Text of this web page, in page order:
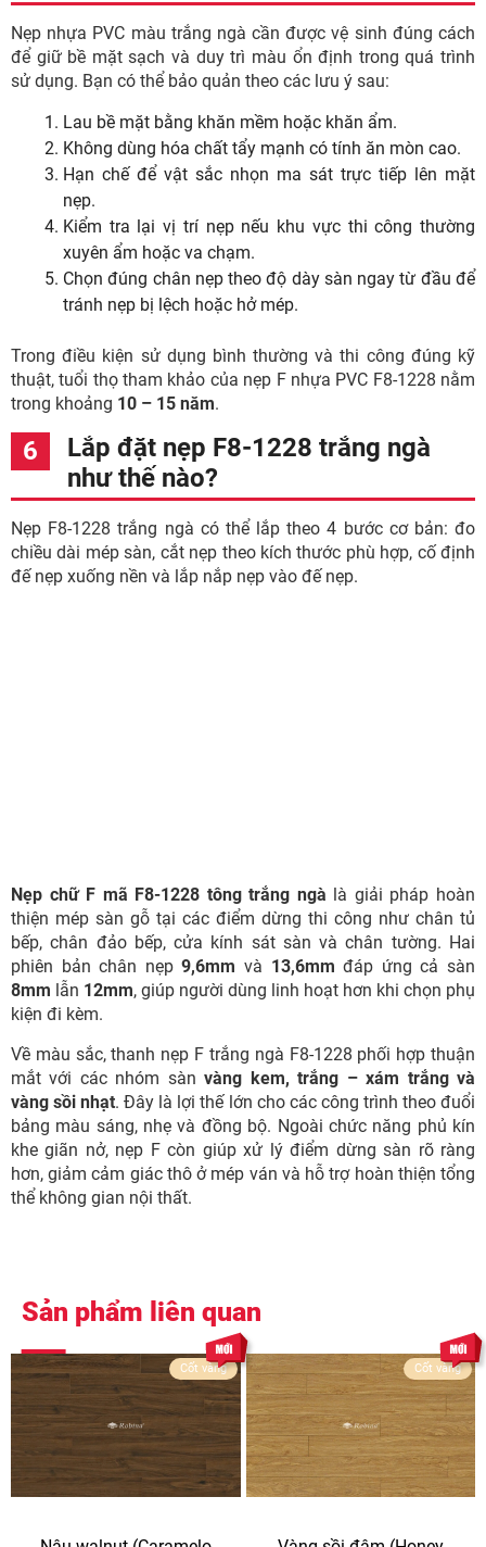
Nẹp nhựa PVC màu trắng ngà cần được vệ sinh đúng cách
để giữ bề mặt sạch và duy trì màu ổn định trong quá trình
sử dụng. Bạn có thể bảo quản theo các lưu ý sau:
Lau bề mặt bằng khăn mềm hoặc khăn ẩm.
Không dùng hóa chất tẩy mạnh có tính ăn mòn cao.
Hạn chế để vật sắc nhọn ma sát trực tiếp lên mặt
nẹp.
Kiểm tra lại vị trí nẹp nếu khu vực thi công thường
xuyên ẩm hoặc va chạm.
Chọn đúng chân nẹp theo độ dày sàn ngay từ đầu để
tránh nẹp bị lệch hoặc hở mép.
Trong điều kiện sử dụng bình thường và thi công đúng kỹ
thuật, tuổi thọ tham khảo của nẹp F nhựa PVC F8-1228 nằm
trong khoảng 10 – 15 năm.
Lắp đặt nẹp F8-1228 trắng ngà
như thế nào?
Nẹp F8-1228 trắng ngà có thể lắp theo 4 bước cơ bản: đo
chiều dài mép sàn, cắt nẹp theo kích thước phù hợp, cố định
đế nẹp xuống nền và lắp nắp nẹp vào đế nẹp.
Nẹp chữ F mã F8-1228 tông trắng ngà là giải pháp hoàn
thiện mép sàn gỗ tại các điểm dừng thi công như chân tủ
bếp, chân đảo bếp, cửa kính sát sàn và chân tường. Hai
phiên bản chân nẹp9,6mm và 13,6mm đáp ứng cả sàn
8mm lẫn 12mm, giúp người dùng linh hoạt hơn khi chọn phụ
kiện đi kèm.
Về màu sắc, thanh nẹp F trắng ngà F8-1228 phối hợp thuận
mắt với các nhóm sànvàng kem, trắng – xám trắng và
vàng sồi nhạt. Đây là lợi thế lớn cho các công trình theo đuổi
bảng màu sáng, nhẹ và đồng bộ. Ngoài chức năng phủ kín
khe giãn nở, nẹp F còn giúp xử lý điểm dừng sàn rõ ràng
hơn, giảm cảm giác thô ở mép ván và hỗ trợ hoàn thiện tổng
thể không gian nội thất.
Sản phẩm liên quan
Cốt vàng Cốt vàng